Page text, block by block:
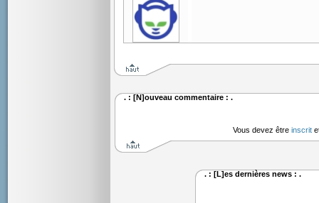
. : [N]ouveau commentaire : .
Vous devez être inscrit
. : [L]es dernières news : .